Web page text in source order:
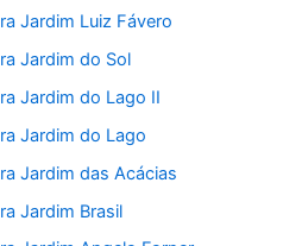
Jardim Luiz Fávero
Jardim do Sol
Jardim do Lago II
Jardim do Lago
Jardim das Acácias
Jardim Brasil